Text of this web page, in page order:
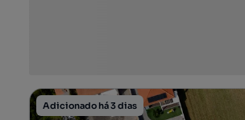
Adicionado há 3 dias